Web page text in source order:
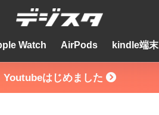
Watch AirPods kindle端末
Youtubeはじめました